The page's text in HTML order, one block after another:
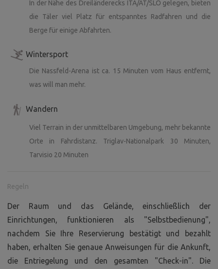
In der Nähe des Dreiländerecks ITA/AT/SLO gelegen, bieten
die Täler viel Platz für entspanntes Radfahren und die
Berge für einige Abfahrten.
Wintersport
Die Nassfeld-Arena ist ca. 15 Minuten vom Haus entfernt,
was will man mehr.
Wandern
Viel Terrain in der unmittelbaren Umgebung, mehr bekannte
Orte in Fahrdistanz. Triglav-Nationalpark 30 Minuten,
Tarvisio 20 Minuten
Regeln
Der Raum und das Gelände, einschließlich der
Einrichtungen, funktionieren als "Selbstbedienung",
nachdem Sie Ihre Reservierung bestätigt und bezahlt
haben, erhalten Sie genaue Anweisungen für die Ankunft,
die Entriegelung und den gesamten "Check-in". Die